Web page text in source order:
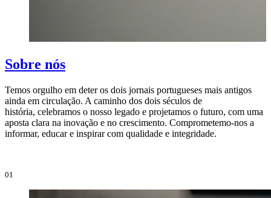
Sobre nós
Temos orgulho em deter os dois jornais portugueses mais antigos
ainda em circulação. A caminho dos dois séculos de
história, celebramos o nosso legado e projetamos o futuro, com uma
aposta clara na inovação e no crescimento. Comprometemo-nos a
informar, educar e inspirar com qualidade e integridade.
01